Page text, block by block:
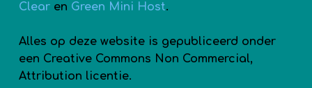
Clearen Green Mini Host.
Alles op deze website is gepubliceerd onder
een Creative Commons Non Commercial,
Attribution licentie.